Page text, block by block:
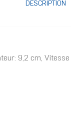
DESCRIPTION
9,2 cm,